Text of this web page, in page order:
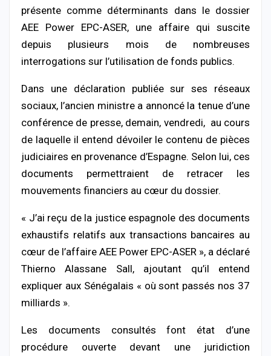
présente comme déterminants dans le dossier
AEE Power EPC-ASER, une affaire qui suscite
depuis plusieurs mois de nombreuses
interrogations sur l’utilisation de fonds publics.
Dans une déclaration publiée sur ses réseaux
sociaux, l’ancien ministre a annoncé la tenue d’une
conférence de presse, demain, vendredi, au cours
de laquelle il entend dévoiler le contenu de pièces
judiciaires en provenance d’Espagne. Selon lui, ces
documents permettraient de retracer les
mouvements financiers au cœur du dossier.
« J’ai reçu de la justice espagnole des documents
exhaustifs relatifs aux transactions bancaires au
cœur de l’affaire AEE Power EPC-ASER », a déclaré
Thierno Alassane Sall, ajoutant qu’il entend
expliquer aux Sénégalais « où sont passés nos 37
milliards ».
Les documents consultés font état d’une
procédure ouverte devant une juridiction